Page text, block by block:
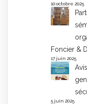
10 octobre 2025
Foncier &
17 juin 2025
5 juin 2025